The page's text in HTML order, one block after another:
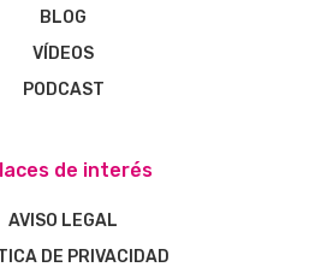
BLOG
VÍDEOS
PODCAST
de interés
AVISO LEGAL
DE PRIVACIDAD